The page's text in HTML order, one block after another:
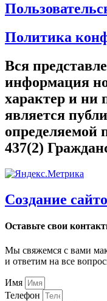
Политика
Вся
информация
характер и ни
является
определяемой
437(2)
Создание
Оставьте свои
Мы свяжемся с вами
и ответим на все
Имя
Телефон